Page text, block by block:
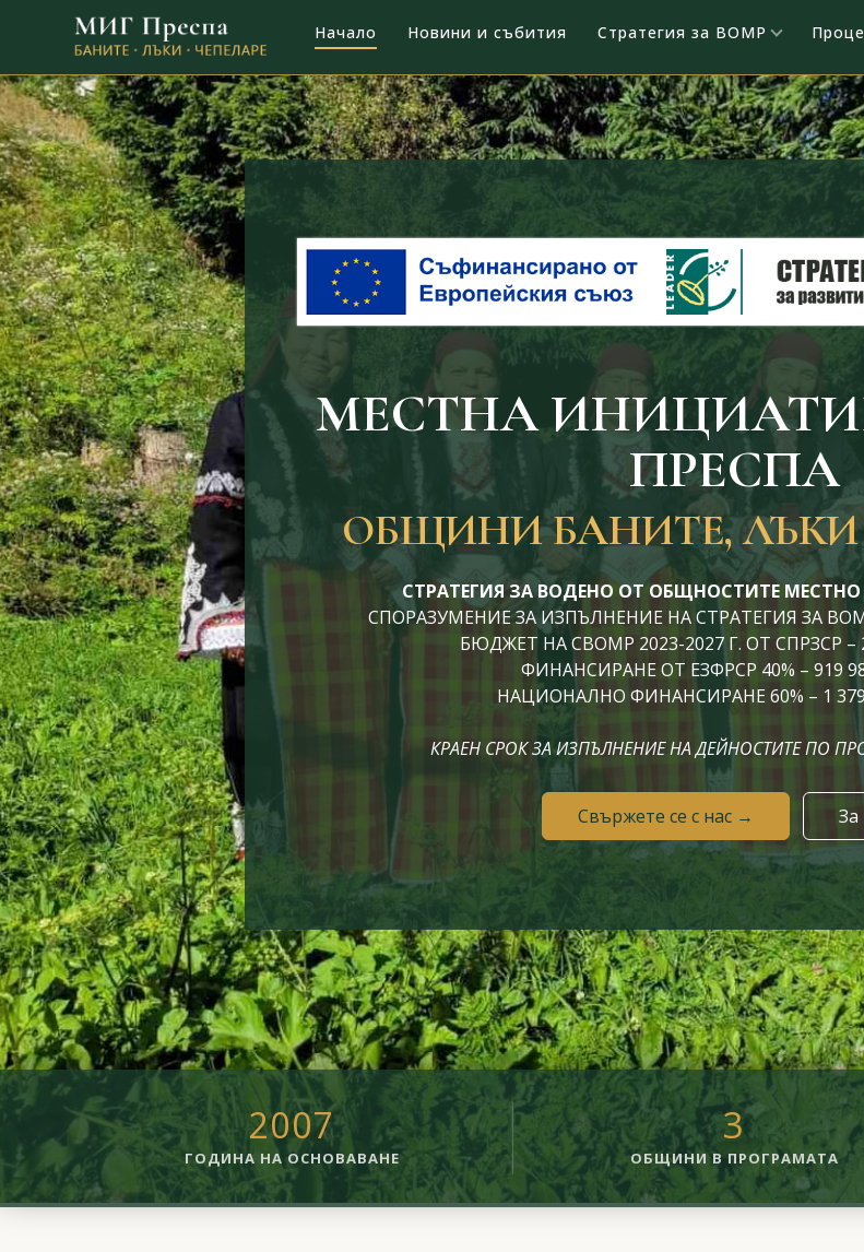
Начало Новини и събития Стратегия за ВОМР
MЕСТНА
ПРЕСПА
ОБЩИНИ БАНИТЕ, ЛЪКИ
СТРАТЕГИЯ ЗА ВОДЕНО ОТ ОБЩНОСТИТЕ МЕСТНО
СПОРАЗУМЕНИЕ ЗА ИЗПЪЛНЕНИЕ НА СТРАТЕГИЯ ЗА
БЮДЖЕТ НА СВОМР 2023-2027 Г. ОТ СПРЗСР –
ФИНАНСИРАНЕ ОТ ЕЗФРСР 40% – 919
НАЦИОНАЛНО ФИНАНСИРАНЕ 60% – 1 379
КРАЕН СРОК ЗА ИЗПЪЛНЕНИЕ НА ДЕЙНОСТИТЕ ПО
Свържете се с нас → За
2007
ГОДИНА НА ОСНОВАВАНЕ
3
ОБЩИНИ В ПРОГРАМАТА